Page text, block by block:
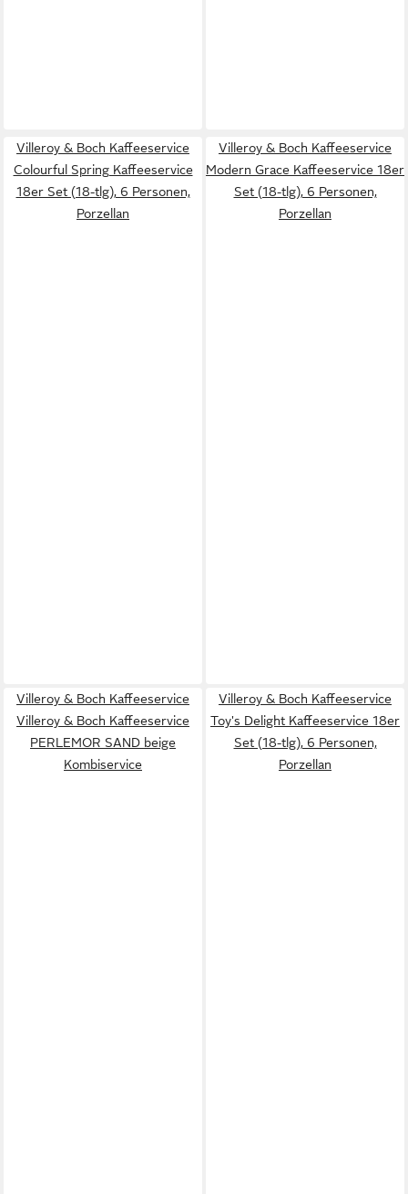
Villeroy & Boch Kaffeeservice
Colourful Spring Kaffeeservice
18er Set (18-tlg), 6 Personen,
Porzellan
Villeroy & Boch Kaffeeservice
Modern Grace Kaffeeservice 18er
Set (18-tlg), 6 Personen,
Porzellan
Villeroy & Boch Kaffeeservice
Villeroy & Boch Kaffeeservice
PERLEMOR SAND beige
Kombiservice
Villeroy & Boch Kaffeeservice
Toy's Delight Kaffeeservice 18er
Set (18-tlg), 6 Personen,
Porzellan